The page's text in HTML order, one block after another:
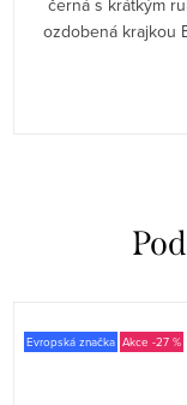
ozdobená krajkou
Evropská značka -27 %